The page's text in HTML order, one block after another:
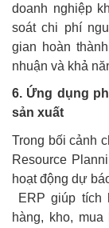
doanh nghiệp
soát chi phí
gian hoàn
nhuận và khả
6. Ứng dụng
sản xuất
Trong bối cảnh
Resource
hoạt động dự
ERP giúp tích
hàng, kho,